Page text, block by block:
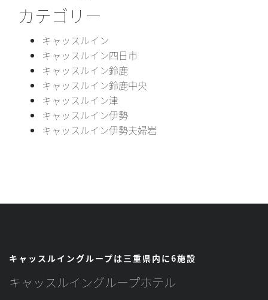
カテゴリー
キャッスルイン
キャッスルイン四日市
キャッスルイン鈴鹿
キャッスルイン鈴鹿中央
キャッスルイン津
キャッスルイン伊勢
キャッスルイン伊勢夫婦岩
キャッスルイングループは三重県内に6施設
キャッスルイングループホテル